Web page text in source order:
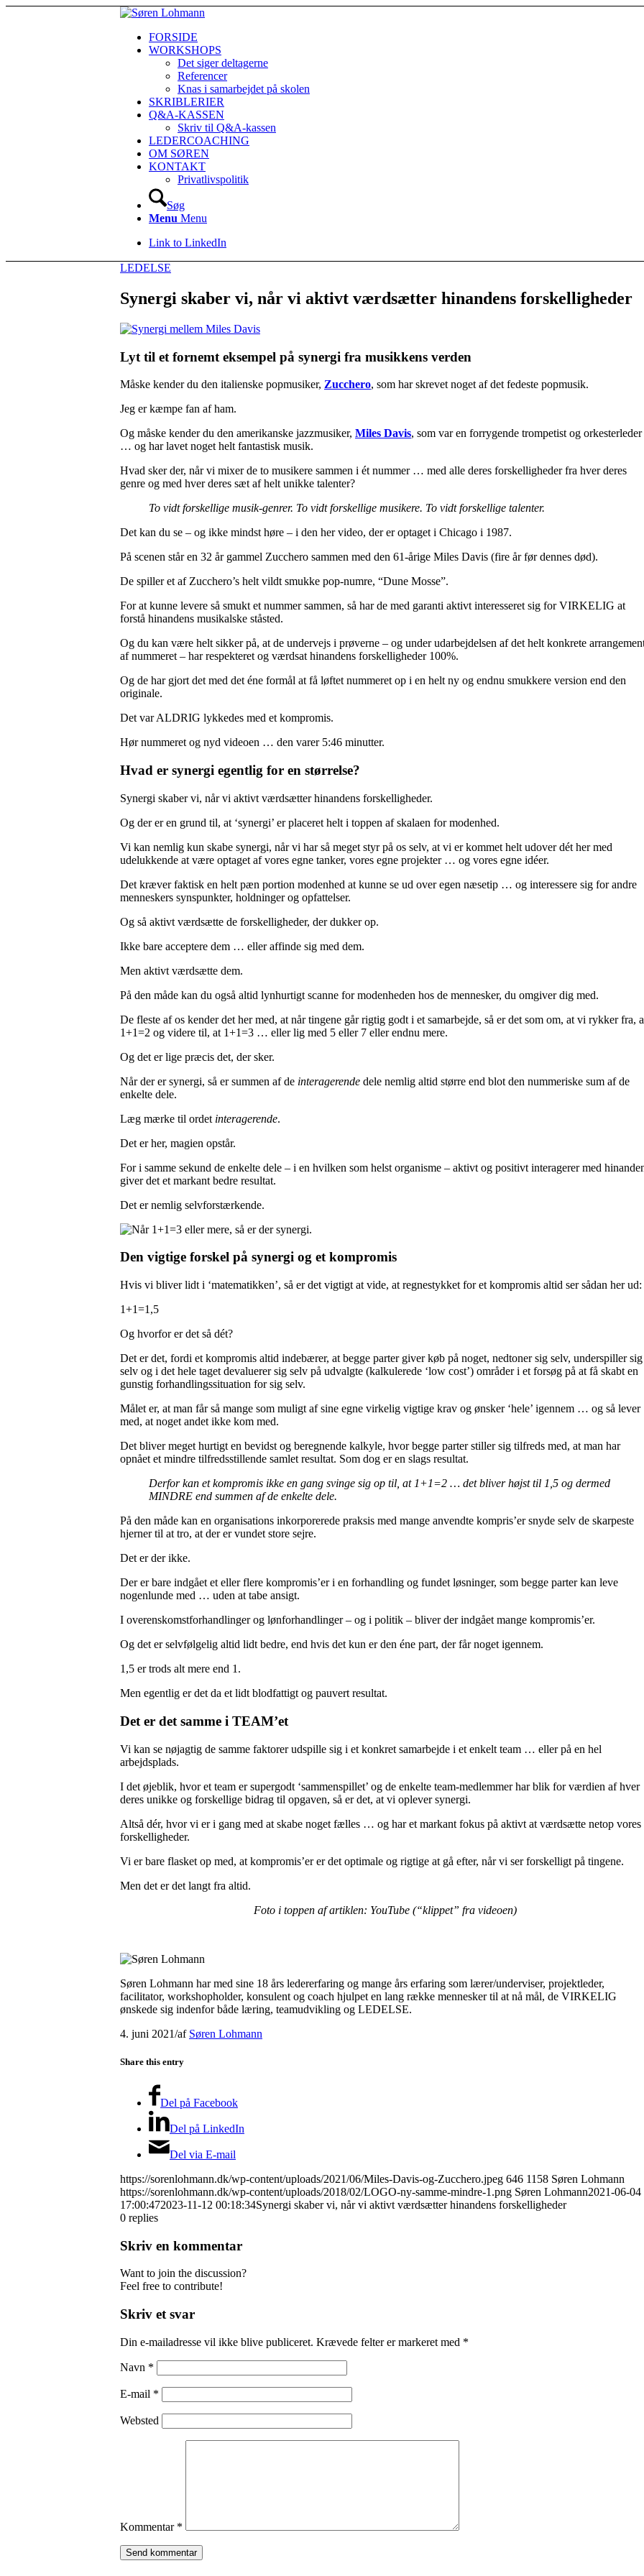
FORSIDE
WORKSHOPS
Det siger deltagerne
Referencer
Knas i samarbejdet på skolen
SKRIBLERIER
Q&A-KASSEN
Skriv til Q&A-kassen
LEDERCOACHING
OM SØREN
KONTAKT
Privatlivspolitik
Søg
Menu Menu
Link to LinkedIn
LEDELSE
Synergi skaber vi, når vi aktivt værdsætter hinandens forskelligheder
Lyt til et fornemt eksempel på synergi fra musikkens verden
Måske kender du den italienske popmusiker, Zucchero, som har skrevet noget af det fedeste popmusik.
Jeg er kæmpe fan af ham.
Og måske kender du den amerikanske jazzmusiker, Miles Davis, som var en forrygende trompetist og orkesterleder
… og har lavet noget helt fantastisk musik.
Hvad sker der, når vi mixer de to musikere sammen i ét nummer … med alle deres forskelligheder fra hver deres
genre og med hver deres sæt af helt unikke talenter?
To vidt forskellige musik-genrer. To vidt forskellige musikere. To vidt forskellige talenter.
Det kan du se – og ikke mindst høre – i den her video, der er optaget i Chicago i 1987.
På scenen står en 32 år gammel Zucchero sammen med den 61-årige Miles Davis (fire år før dennes død).
De spiller et af Zucchero’s helt vildt smukke pop-numre, “Dune Mosse”.
For at kunne levere så smukt et nummer sammen, så har de med garanti aktivt interesseret sig for VIRKELIG at
forstå hinandens musikalske ståsted.
Og du kan være helt sikker på, at de undervejs i prøverne – og under udarbejdelsen af det helt konkrete
af nummeret – har respekteret og værdsat hinandens forskelligheder 100%.
Og de har gjort det med det éne formål at få løftet nummeret op i en helt ny og endnu smukkere version end den
originale.
Det var ALDRIG lykkedes med et kompromis.
Hør nummeret og nyd videoen … den varer 5:46 minutter.
Hvad er synergi egentlig for en størrelse?
Synergi skaber vi, når vi aktivt værdsætter hinandens forskelligheder.
Og der er en grund til, at ‘synergi’ er placeret helt i toppen af skalaen for modenhed.
Vi kan nemlig kun skabe synergi, når vi har så meget styr på os selv, at vi er kommet helt udover dét her med
udelukkende at være optaget af vores egne tanker, vores egne projekter … og vores egne idéer.
Det kræver faktisk en helt pæn portion modenhed at kunne se ud over egen næsetip … og interessere sig for andre
menneskers synspunkter, holdninger og opfattelser.
Og så aktivt værdsætte de forskelligheder, der dukker op.
Ikke bare acceptere dem … eller affinde sig med dem.
Men aktivt værdsætte dem.
På den måde kan du også altid lynhurtigt scanne for modenheden hos de mennesker, du omgiver dig med.
De fleste af os kender det her med, at når tingene går rigtig godt i et samarbejde, så er det som om, at vi rykker fra,
1+1=2 og videre til, at 1+1=3 … eller lig med 5 eller 7 eller endnu mere.
Og det er lige præcis det, der sker.
Når der er synergi, så er summen af de interagerende dele nemlig altid større end blot den nummeriske sum af de
enkelte dele.
Læg mærke til ordet interagerende.
Det er her, magien opstår.
For i samme sekund de enkelte dele – i en hvilken som helst organisme – aktivt og positivt interagerer med
giver det et markant bedre resultat.
Det er nemlig selvforstærkende.
Den vigtige forskel på synergi og et kompromis
Hvis vi bliver lidt i ‘matematikken’, så er det vigtigt at vide, at regnestykket for et kompromis altid ser sådan her ud:
1+1=1,5
Og hvorfor er det så dét?
Det er det, fordi et kompromis altid indebærer, at begge parter giver køb på noget, nedtoner sig selv, underspiller sig
selv og i det hele taget devaluerer sig selv på udvalgte (kalkulerede ‘low cost’) områder i et forsøg på at få skabt en
gunstig forhandlingssituation for sig selv.
Målet er, at man får så mange som muligt af sine egne virkelig vigtige krav og ønsker ‘hele’ igennem … og så lever
med, at noget andet ikke kom med.
Det bliver meget hurtigt en bevidst og beregnende kalkyle, hvor begge parter stiller sig tilfreds med, at man har
opnået et mindre tilfredsstillende samlet resultat. Som dog er en slags resultat.
Derfor kan et kompromis ikke en gang svinge sig op til, at 1+1=2 … det bliver højst til 1,5 og dermed
MINDRE end summen af de enkelte dele.
På den måde kan en organisations inkorporerede praksis med mange anvendte kompris’er snyde selv de skarpeste
hjerner til at tro, at der er vundet store sejre.
Det er der ikke.
Der er bare indgået et eller flere kompromis’er i en forhandling og fundet løsninger, som begge parter kan leve
nogenlunde med … uden at tabe ansigt.
I overenskomstforhandlinger og lønforhandlinger – og i politik – bliver der indgået mange kompromis’er.
Og det er selvfølgelig altid lidt bedre, end hvis det kun er den éne part, der får noget igennem.
1,5 er trods alt mere end 1.
Men egentlig er det da et lidt blodfattigt og pauvert resultat.
Det er det samme i TEAM’et
Vi kan se nøjagtig de samme faktorer udspille sig i et konkret samarbejde i et enkelt team … eller på en hel
arbejdsplads.
I det øjeblik, hvor et team er supergodt ‘sammenspillet’ og de enkelte team-medlemmer har blik for værdien af hver
deres unikke og forskellige bidrag til opgaven, så er det, at vi oplever synergi.
Altså dér, hvor vi er i gang med at skabe noget fælles … og har et markant fokus på aktivt at værdsætte netop vores
forskelligheder.
Vi er bare flasket op med, at kompromis’er er det optimale og rigtige at gå efter, når vi ser forskelligt på tingene.
Men det er det langt fra altid.
Foto i toppen af artiklen: YouTube (“klippet” fra videoen)
Søren Lohmann har med sine 18 års ledererfaring og mange års erfaring som lærer/underviser, projektleder,
facilitator, workshopholder, konsulent og coach hjulpet en lang række mennesker til at nå mål, de VIRKELIG
ønskede sig indenfor både læring, teamudvikling og LEDELSE.
4. juni 2021/af Søren Lohmann
Share this entry
Del på Facebook
Del på LinkedIn
Del via E-mail
https://sorenlohmann.dk/wp-content/uploads/2021/06/Miles-Davis-og-Zucchero.jpeg 646 1158 Søren Lohmann
https://sorenlohmann.dk/wp-content/uploads/2018/02/LOGO-ny-samme-mindre-1.png Søren Lohmann2021-06-04
17:00:472023-11-12 00:18:34Synergi skaber vi, når vi aktivt værdsætter hinandens forskelligheder
0 replies
Skriv en kommentar
Want to join the discussion?
Feel free to contribute!
Skriv et svar
Din e-mailadresse vil ikke blive publiceret. Krævede felter er markeret med *
Navn *
E-mail *
Websted
Kommentar *